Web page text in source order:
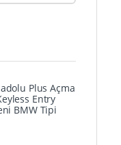
Plus Açma
Entry
BMW Tipi